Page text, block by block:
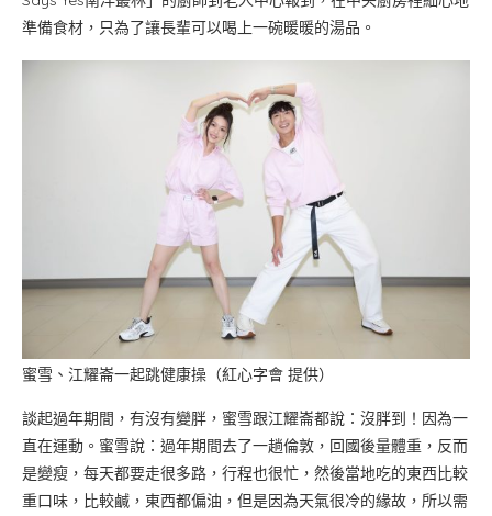
準備食材，只為了讓長輩可以喝上一碗暖暖的湯品。
蜜雪、江耀崙一起跳健康操（紅心字會 提供）
談起過年期間，有沒有變胖，蜜雪跟江耀崙都說：沒胖到！因為一
直在運動。蜜雪說：過年期間去了一趟倫敦，回國後量體重，反而
是變瘦，每天都要走很多路，行程也很忙，然後當地吃的東西比較
重口味，比較鹹，東西都偏油，但是因為天氣很冷的緣故，所以需